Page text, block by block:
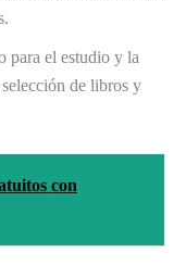
para el estudio y la
de libros y
con